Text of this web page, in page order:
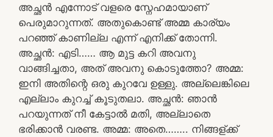
അച്ഛൻ എന്നോട് വളരെ സ്നേഹമായാണ്
പെരുമാറുന്നത്. അതുകൊണ്ട് അമ്മ കാര്യം
പറഞ്ഞ് കാണില്ല എന്ന് എനിക്ക് തോന്നി.
അച്ഛൻ: എടി…… ആ മുട്ട കറി അവനു
വാങ്ങിച്ചതാ, അത് അവനു കൊടുത്തോ? അമ്മ:
ഇനി അതിന്റെ ഒരു കുറവേ ഉള്ളു. അല്ലെങ്കിലെ
എല്ലാം കുറച്ച് കൂടുതലാ. അച്ഛൻ: ഞാൻ
പറയുന്നത് നീ കേട്ടാൽ മതി, അല്ലാതെ
ഭരിക്കാൻ വരണ്ട. അമ്മ: അതെ…….. നിങ്ങള്ക്ക്